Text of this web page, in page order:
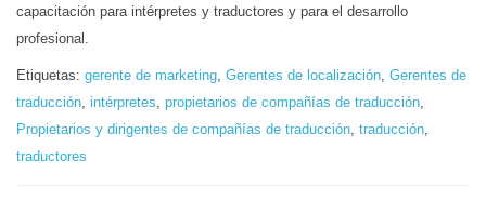
capacitación para intérpretes y traductores y para el desarrollo
profesional.
Etiquetas: gerente de marketing, Gerentes de localización, Gerentes de
traducción, intérpretes, propietarios de compañías de traducción,
Propietarios y dirigentes de compañías de traducción, traducción,
traductores